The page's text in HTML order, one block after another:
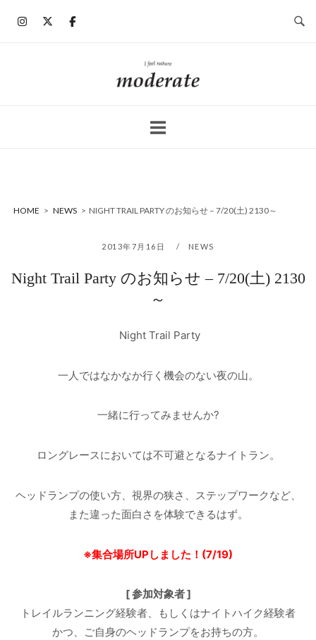
ホ
ー
HOME > NEWS > NIGHT TRAIL PARTY のお知らせ – 7/20(土) 2130～
2013年7月16日 NEWS
Night Trail Party のお知らせ – 7/20(土) 2130
～
Night Trail Party
一人ではなかなか行く機会のない夜の山。
一緒に行ってみませんか?
ロングレースにおいては不可避となるナイトラン。
ヘッドランプの使い方、視界の狭さ、ステップワークなど、
また違った面白さを体験できるはず。
※集合場所UPしました ！ (7/19)
[ 参加対象者 ]
トレイルランニング経験者、もしくはナイトハイク経験者
かつ、ご自身のヘッドランプをお持ちの方。